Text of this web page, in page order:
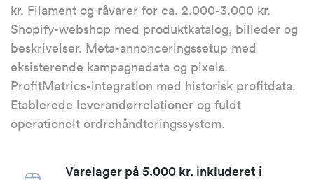
kr. Filament og råvarer for ca. 2.000-3.000 kr.
Shopify-webshop med produktkatalog, billeder og
beskrivelser. Meta-annonceringssetup med
eksisterende kampagnedata og pixels.
ProfitMetrics-integration med historisk profitdata.
Etablerede leverandørrelationer og fuldt
operationelt ordrehåndteringssystem.
Varelager på 5.000 kr. inkluderet i